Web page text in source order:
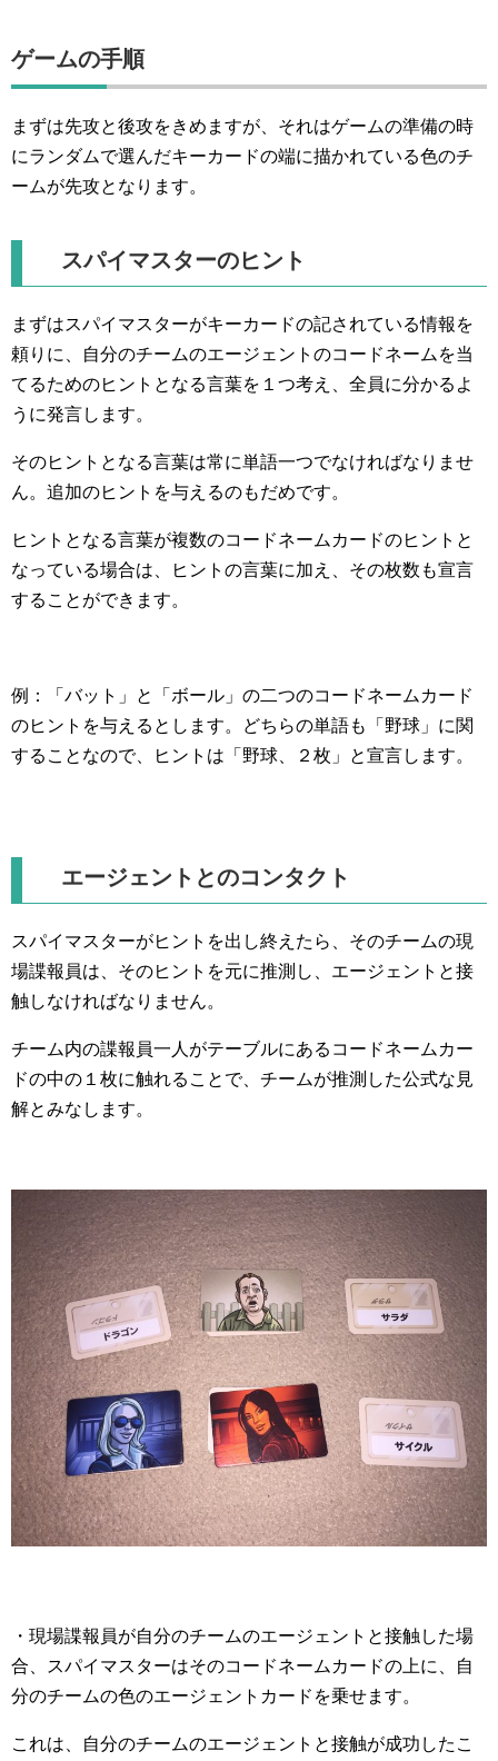
ゲームの手順
まずは先攻と後攻をきめますが、それはゲームの準備の時
にランダムで選んだキーカードの端に描かれている色のチ
ームが先攻となります。
スパイマスターのヒント
まずはスパイマスターがキーカードの記されている情報を
頼りに、自分のチームのエージェントのコードネームを当
てるためのヒントとなる言葉を１つ考え、全員に分かるよ
うに発言します。
そのヒントとなる言葉は常に単語一つでなければなりませ
ん。追加のヒントを与えるのもだめです。
ヒントとなる言葉が複数のコードネームカードのヒントと
なっている場合は、ヒントの言葉に加え、その枚数も宣言
することができます。
例：「バット」と「ボール」の二つのコードネームカード
のヒントを与えるとします。どちらの単語も「野球」に関
することなので、ヒントは「野球、２枚」と宣言します。
エージェントとのコンタクト
スパイマスターがヒントを出し終えたら、そのチームの現
場諜報員は、そのヒントを元に推測し、エージェントと接
触しなければなりません。
チーム内の諜報員一人がテーブルにあるコードネームカー
ドの中の１枚に触れることで、チームが推測した公式な見
解とみなします。
・現場諜報員が自分のチームのエージェントと接触した場
合、スパイマスターはそのコードネームカードの上に、自
分のチームの色のエージェントカードを乗せます。
これは、自分のチームのエージェントと接触が成功したこ